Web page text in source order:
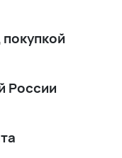
России